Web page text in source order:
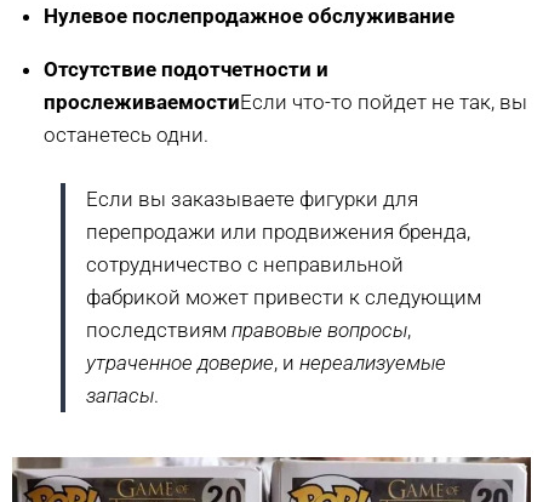
Нулевое послепродажное обслуживание
Отсутствие подотчетности и
прослеживаемостиЕсли что-то пойдет не так, вы
останетесь одни.
Если вы заказываете фигурки для
перепродажи или продвижения бренда,
сотрудничество с неправильной
фабрикой может привести к следующим
последствиям правовые вопросы,
утраченное доверие, и нереализуемые
запасы.